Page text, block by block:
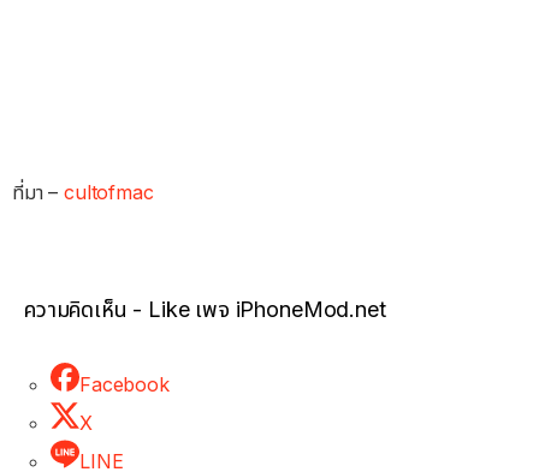
ที่มา –cultofmac
ความคิดเห็น - Like เพจ iPhoneMod.net
Facebook
X
LINE